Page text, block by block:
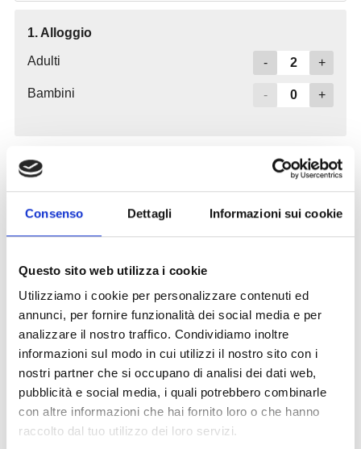
Consenso Dettagli Informazioni sui cookie
Questo sito web utilizza i cookie
Utilizziamo i cookie per personalizzare contenuti ed
annunci, per fornire funzionalità dei social media e per
analizzare il nostro traffico. Condividiamo inoltre
informazioni sul modo in cui utilizzi il nostro sito con i
nostri partner che si occupano di analisi dei dati web,
pubblicità e social media, i quali potrebbero combinarle
con altre informazioni che hai fornito loro o che hanno
raccolto dal tuo utilizzo dei loro servizi.